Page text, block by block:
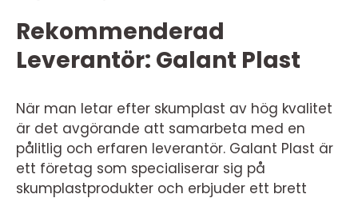
Rekommenderad
Leverantör: Galant Plast
När man letar efter skumplast av hög kvalitet
är det avgörande att samarbeta med en
pålitlig och erfaren leverantör. Galant Plast är
ett företag som specialiserar sig på
skumplastprodukter och erbjuder ett brett